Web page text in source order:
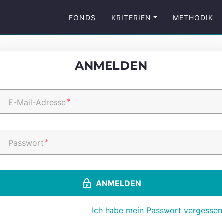
FONDS KRITERIEN METHODIK
ANMELDEN
E-Mail-Adresse*
Passwort *
ANMELDEN
Ich habe mein Passwort vergessen